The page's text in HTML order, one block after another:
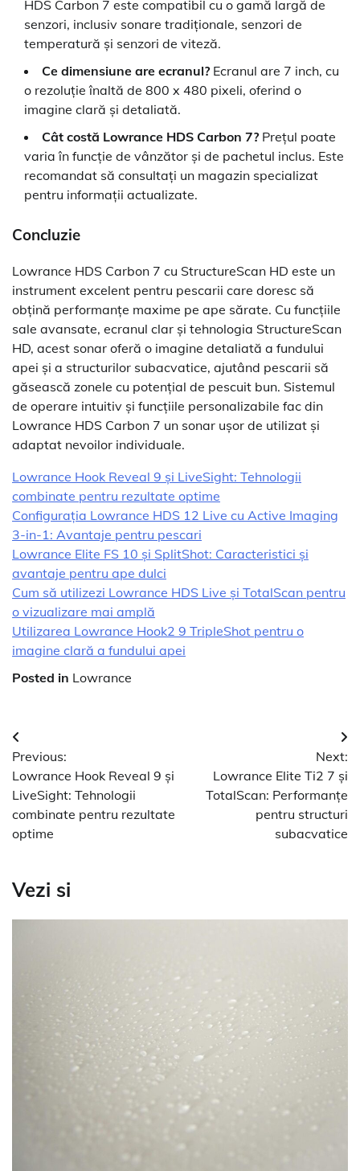
HDS Carbon 7 este compatibil cu o gamă largă de
senzori, inclusiv sonare tradiționale, senzori de
temperatură și senzori de viteză.
Ce dimensiune are ecranul?Ecranul are 7 inch, cu
o rezoluție înaltă de 800 x 480 pixeli, oferind o
imagine clară și detaliată.
Cât costă Lowrance HDS Carbon 7?Prețul poate
varia în funcție de vânzător și de pachetul inclus. Este
recomandat să consultați un magazin specializat
pentru informații actualizate.
Concluzie
Lowrance HDS Carbon 7 cu StructureScan HD este un
instrument excelent pentru pescarii care doresc să
obțină performanțe maxime pe ape sărate. Cu funcțiile
sale avansate, ecranul clar și tehnologia StructureScan
HD, acest sonar oferă o imagine detaliată a fundului
apei și a structurilor subacvatice, ajutând pescarii să
găsească zonele cu potențial de pescuit bun. Sistemul
de operare intuitiv și funcțiile personalizabile fac din
Lowrance HDS Carbon 7 un sonar ușor de utilizat și
adaptat nevoilor individuale.
Lowrance Hook Reveal 9 și LiveSight: Tehnologii
combinate pentru rezultate optime
Configurația Lowrance HDS 12 Live cu Active Imaging
3-in-1: Avantaje pentru pescari
Lowrance Elite FS 10 și SplitShot: Caracteristici și
avantaje pentru ape dulci
Cum să utilizezi Lowrance HDS Live și TotalScan pentru
o vizualizare mai amplă
Utilizarea Lowrance Hook2 9 TripleShot pentru o
imagine clară a fundului apei
Posted in Lowrance
Navigare
în
articole
Previous:
Lowrance Hook Reveal 9 și
LiveSight: Tehnologii
combinate pentru rezultate
optime
Next:
Lowrance Elite Ti2 7 și
TotalScan: Performanțe
pentru structuri
subacvatice
Vezi si